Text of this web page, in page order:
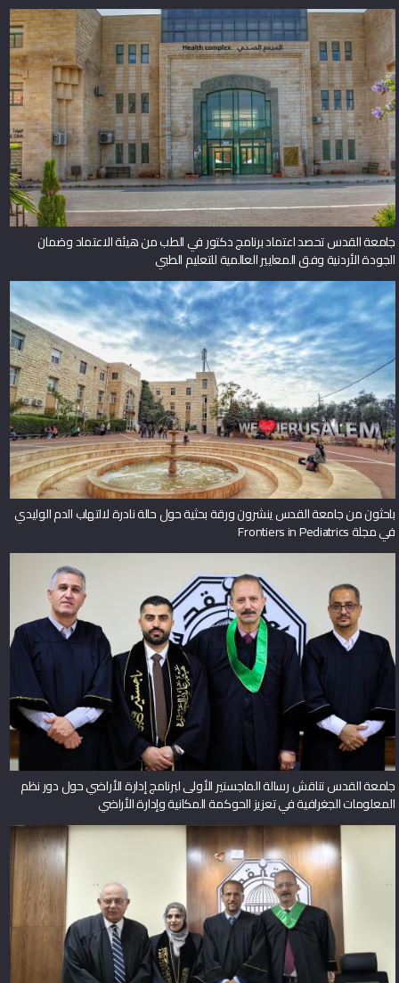
جامعة القدس تحصد اعتماد برنامج دكتور في الطب من هيئة الاعتماد وضمان
الجودة الأردنية وفق المعايير العالمية للتعليم الطبي
باحثون من جامعة القدس ينشرون ورقة بحثية حول حالة نادرة لالتهاب الدم الوليدي
في مجلة Frontiers in Pediatrics
جامعة القدس تناقش رسالة الماجستير الأولى لبرنامج إدارة الأراضي حول دور نظم
المعلومات الجغرافية في تعزيز الحوكمة المكانية وإدارة الأراضي